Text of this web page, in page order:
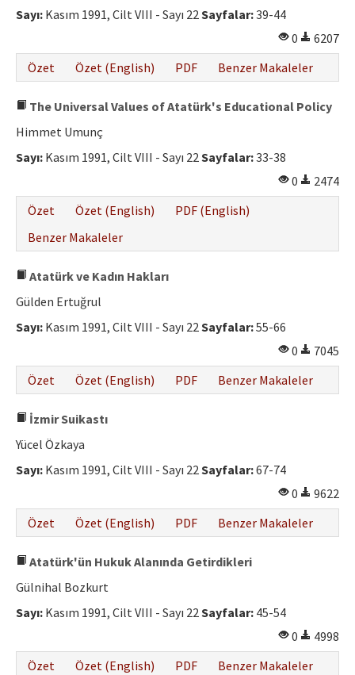
Sayı: Kasım 1991, Cilt VIII - Sayı 22Sayfalar:39-44
0
6207
Özet
Özet (English) PDF Benzer Makaleler
The Universal Values of Atatürk's Educational Policy
Himmet Umunç
Sayı: Kasım 1991, Cilt VIII - Sayı 22Sayfalar:33-38
0
2474
Özet
Özet (English)
PDF (English)
Benzer Makaleler
Atatürk ve Kadın Hakları
Gülden Ertuğrul
Sayı: Kasım 1991, Cilt VIII - Sayı 22Sayfalar:55-66
0
7045
Özet
Özet (English) PDF Benzer Makaleler
İzmir Suikastı
Yücel Özkaya
Sayı: Kasım 1991, Cilt VIII - Sayı 22Sayfalar:67-74
0
9622
Özet
Özet (English) PDF Benzer Makaleler
Atatürk'ün Hukuk Alanında Getirdikleri
Gülnihal Bozkurt
Sayı: Kasım 1991, Cilt VIII - Sayı 22Sayfalar: 45-54
0
4998
Özet
Özet (English) PDF Benzer Makaleler